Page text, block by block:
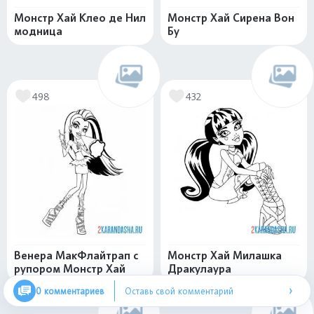
Монстр Хай Клео де Нил
модница
Монстр Хай Сирена Вон
Бу
498
Венера МакФлайтрап с
рупором Монстр Хай
432
Монстр Хай Милашка
Дракулаура
0 комментариев Оставь свой комментарий ›